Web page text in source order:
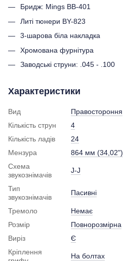
Бридж: Mings BB-401
Литі тюнери BY-823
3-шарова біла накладка
Хромована фурнітура
Заводські струни: .045 - .100
Характеристики
Вид
Правостороння
Кількість струн
4
Кількість ладів
24
Мензура
864 мм (34,02")
Схема
звукознімачів
J-J
Тип
звукознімачів
Пасивні
Тремоло
Немає
Розмір
Повнорозмірна
Виріз
Є
Кріплення
На болтах